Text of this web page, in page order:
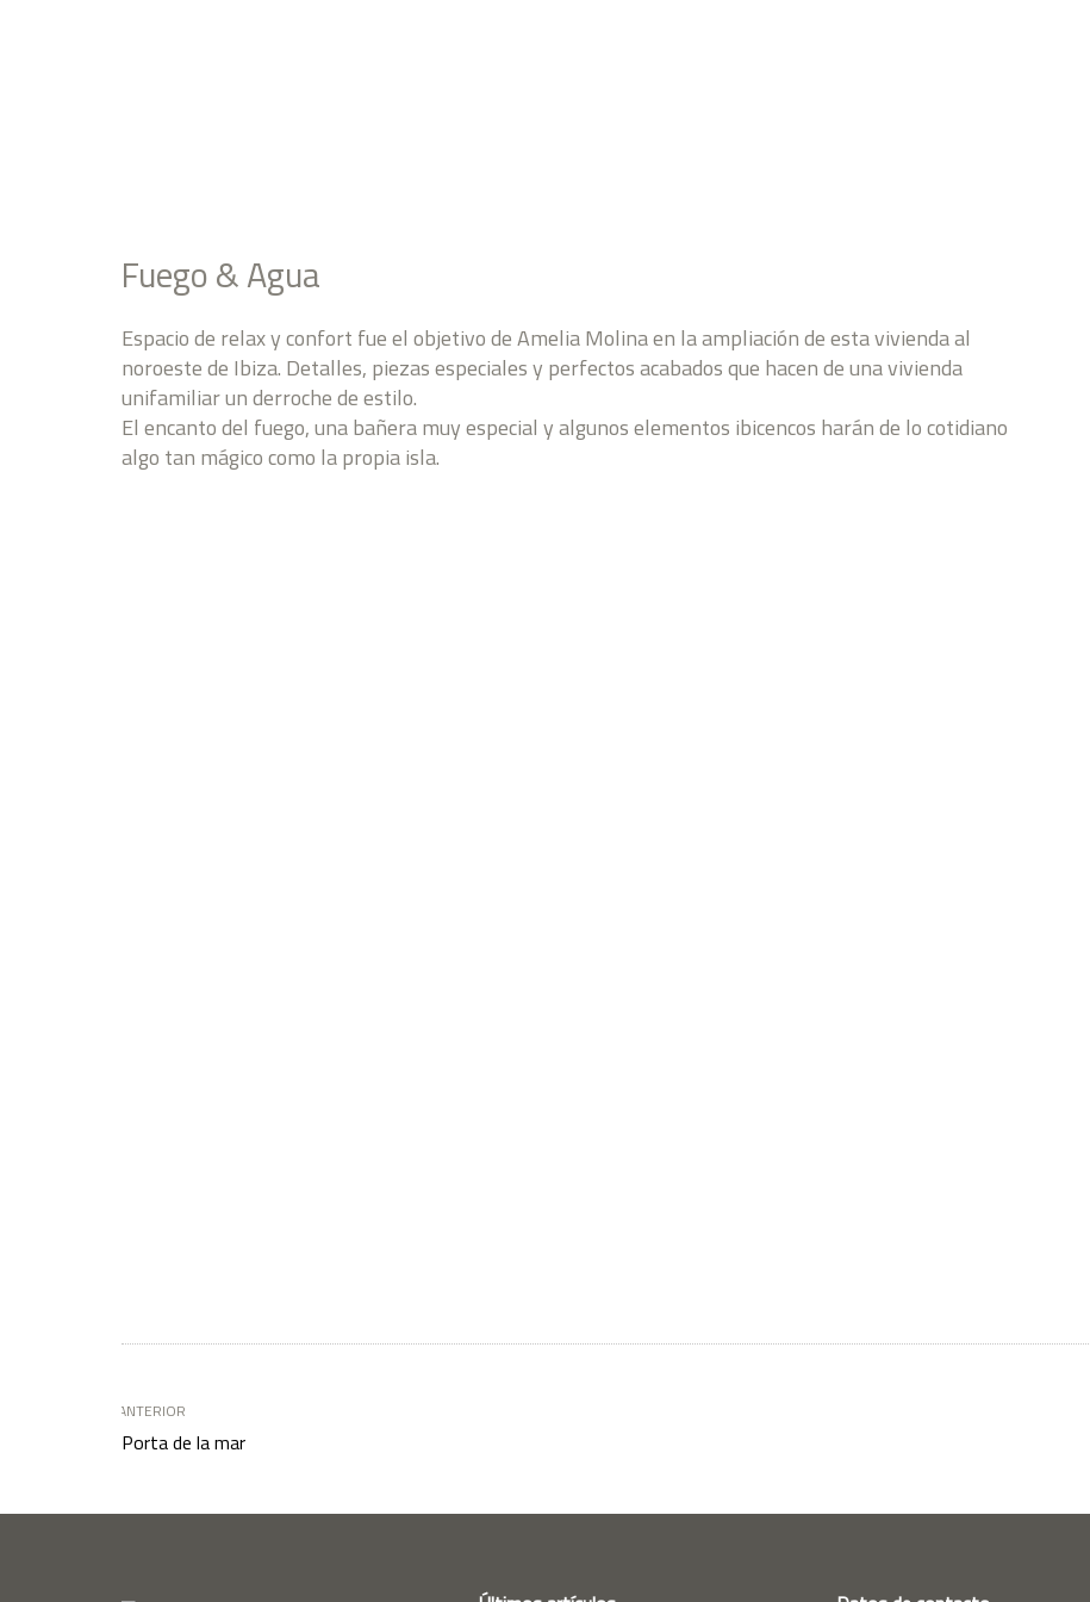
Fuego & Agua
Espacio de relax y confort fue el objetivo de Amelia Molina en la ampliación de esta vivienda al
noroeste de Ibiza. Detalles, piezas especiales y perfectos acabados que hacen de una vivienda
unifamiliar un derroche de estilo.
El encanto del fuego, una bañera muy especial y algunos elementos ibicencos harán de lo cotidiano
algo tan mágico como la propia isla.
ANTERIOR
Porta de la mar